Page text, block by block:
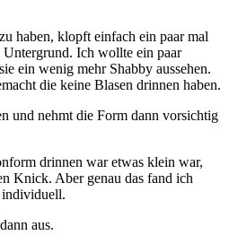
haben, klopft einfach ein paar mal
Ich wollte ein paar
ein wenig mehr Shabby aussehen.
die keine Blasen drinnen haben.
und nehmt die Form dann vorsichtig
drinnen war etwas klein war,
Knick. Aber genau das fand ich
individuell.
aus.